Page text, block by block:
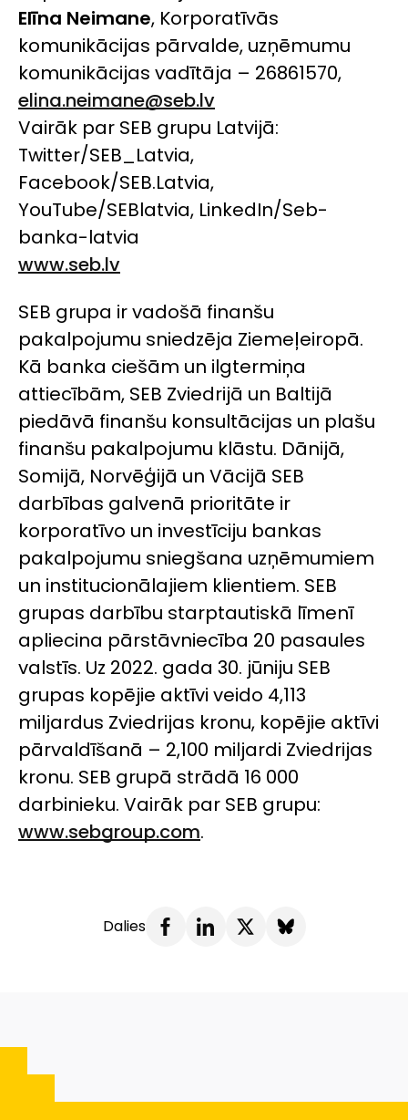
Elīna Neimane, Korporatīvās
komunikācijas pārvalde, uzņēmumu
komunikācijas vadītāja – 26861570,
elina.neimane@seb.lv
Vairāk par SEB grupu Latvijā:
Twitter/SEB_Latvia,
Facebook/SEB.Latvia,
YouTube/SEBlatvia, LinkedIn/Seb-
banka-latvia
www.seb.lv
SEB grupa ir vadošā finanšu
pakalpojumu sniedzēja Ziemeļeiropā.
Kā banka ciešām un ilgtermiņa
attiecībām, SEB Zviedrijā un Baltijā
piedāvā finanšu konsultācijas un plašu
finanšu pakalpojumu klāstu. Dānijā,
Somijā, Norvēģijā un Vācijā SEB
darbības galvenā prioritāte ir
korporatīvo un investīciju bankas
pakalpojumu sniegšana uzņēmumiem
un institucionālajiem klientiem. SEB
grupas darbību starptautiskā līmenī
apliecina pārstāvniecība 20 pasaules
valstīs. Uz 2022. gada 30. jūniju SEB
grupas kopējie aktīvi veido 4,113
miljardus Zviedrijas kronu, kopējie aktīvi
pārvaldīšanā – 2,100 miljardi Zviedrijas
kronu. SEB grupā strādā 16 000
darbinieku. Vairāk par SEB grupu:
www.sebgroup.com.
Dalies